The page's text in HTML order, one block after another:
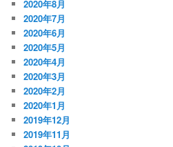
2020年8月
2020年7月
2020年6月
2020年5月
2020年4月
2020年3月
2020年2月
2020年1月
2019年12月
2019年11月